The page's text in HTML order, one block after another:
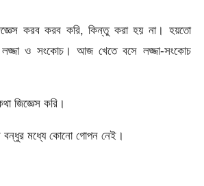
করব করব করি, কিন্তু করা হয় না। হয়তো
লজ্জা ও সংকোচ। আজ খেতে বসে লজ্জা-সংকোচ
জিজ্ঞেস করি।
বন্ধুর মধ্যে কোনো গোপন নেই।